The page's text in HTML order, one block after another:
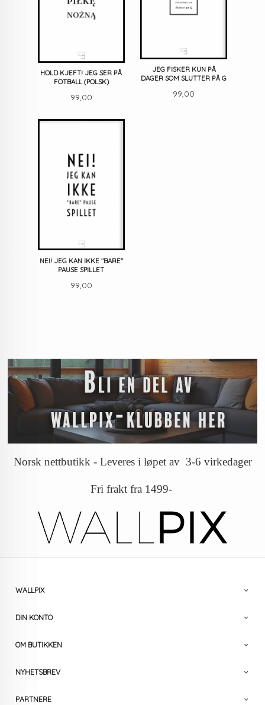
HOLD KJEFT! JEG SER PÅ
FOTBALL (POLSK)
Pris
99,00
JEG FISKER KUN PÅ
DAGER SOM SLUTTER PÅ G
Pris
99,00
NEI! JEG KAN IKKE "BARE"
PAUSE SPILLET
Pris
99,00
Norsk nettbutikk - Leveres i løpet av 3-6 virkedager
Fri frakt fra 1499-
WALLPIX
DIN KONTO
OM BUTIKKEN
NYHETSBREV
PARTNERE